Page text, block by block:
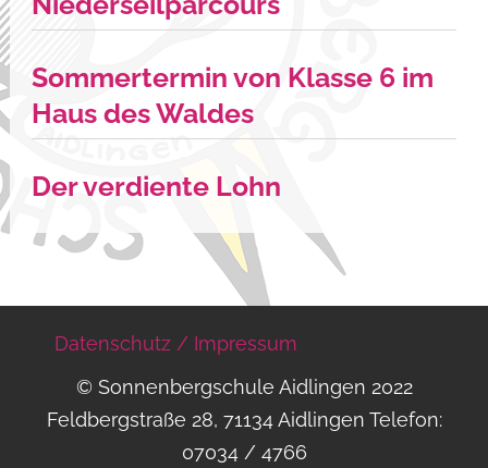
Sommertermin von Klasse 6 im
Haus des Waldes
Der verdiente Lohn
Datenschutz / Impressum
© Sonnenbergschule Aidlingen 2022
Feldbergstraße 28, 71134 Aidlingen Telefon:
07034 / 4766